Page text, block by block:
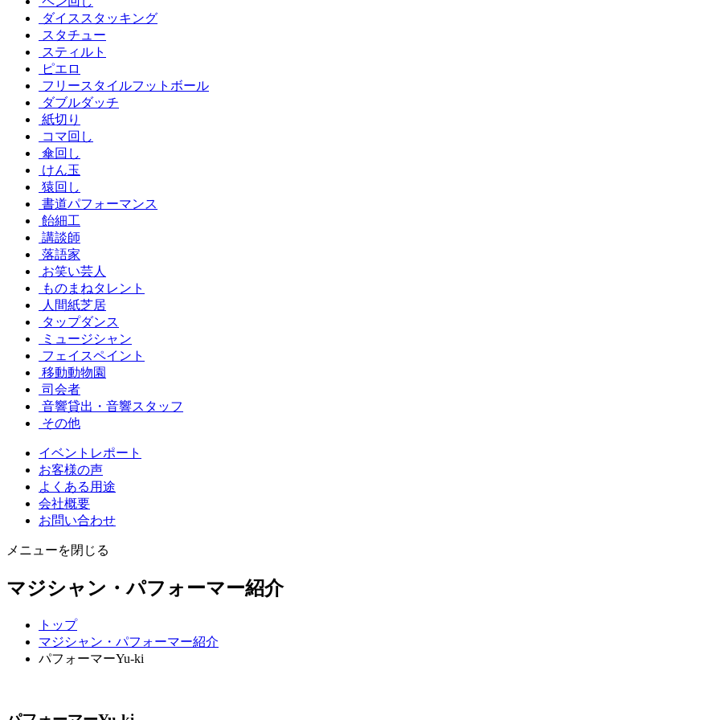
ダイススタッキング
スタチュー
スティルト
ピエロ
フリースタイルフットボール
ダブルダッチ
紙切り
コマ回し
傘回し
けん玉
猿回し
書道パフォーマンス
飴細工
講談師
落語家
お笑い芸人
ものまねタレント
人間紙芝居
タップダンス
ミュージシャン
フェイスペイント
移動動物園
司会者
音響貸出・音響スタッフ
その他
イベントレポート
お客様の声
よくある用途
会社概要
お問い合わせ
メニューを閉じる
マジシャン・パフォーマー紹介
トップ
マジシャン・パフォーマー紹介
パフォーマーYu-ki